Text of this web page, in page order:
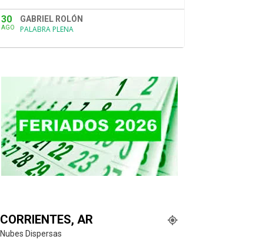
30
AGO
GABRIEL ROLÓN
PALABRA PLENA
CORRIENTES, AR
Nubes Dispersas